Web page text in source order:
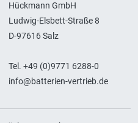
Hückmann GmbH
Ludwig-Elsbett-Straße 8
D-97616 Salz
Tel. +49 (0)9771 6288-0
info@batterien-vertrieb.de